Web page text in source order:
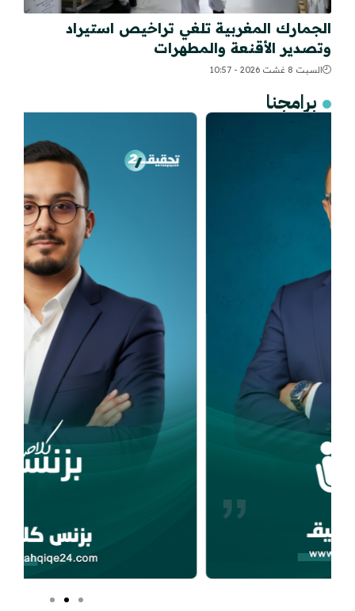
الجمارك المغربية تلغي تراخيص استيراد
وتصدير الأقنعة والمطهرات
السبت 8 غشت 2026 - 10:57
برامجنا